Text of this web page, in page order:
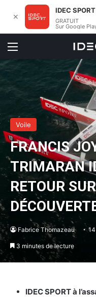
Menu
Voile
FRANCIS
TRIMARAN
RETOUR
Fabrice Thomazeau
3 minutes de lecture
IDEC SPORT à
✕
IDEC SPORT
GRATUIT
Sur Google